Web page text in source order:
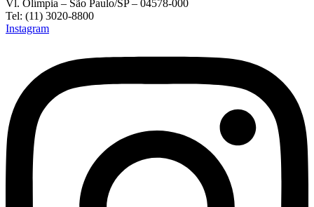
Vl. Olímpia – São Paulo/SP – 04578-000
Tel: (11) 3020-8800
Instagram